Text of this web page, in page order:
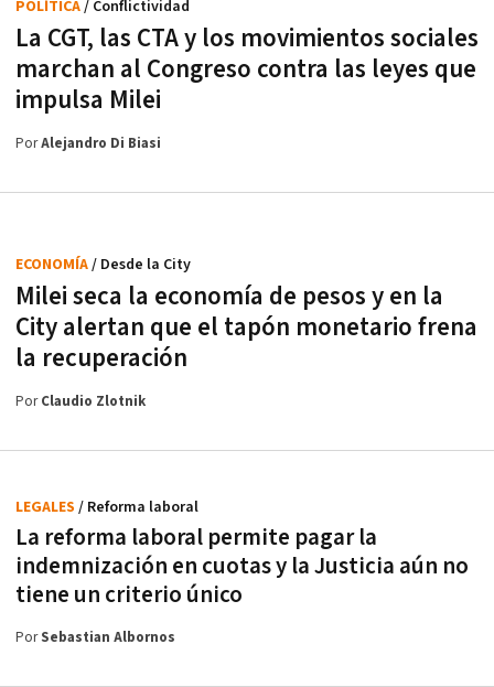
La CGT, las CTA y los movimientos sociales
marchan al Congreso contra las leyes que
impulsa Milei
POLÍTICA/ Conflictividad
PorAlejandro Di Biasi
Milei seca la economía de pesos y en la
City alertan que el tapón monetario frena
la recuperación
ECONOMÍA/ Desde la City
PorClaudio Zlotnik
La reforma laboral permite pagar la
indemnización en cuotas y la Justicia aún no
tiene un criterio único
LEGALES / Reforma laboral
PorSebastian Albornos